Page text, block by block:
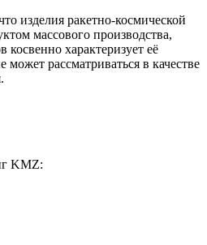
изделия ракетно-космической
массового производства,
косвенно характеризует её
может рассматриваться в качестве
KMZ: